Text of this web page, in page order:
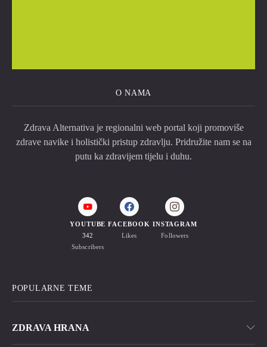
O NAMA
Zdrava Alternativa je regionalni web portal koji promoviše
zdrave navike i holistički pristup zdravlju. Pridružite nam se na
putu ka zdravijem tijelu i duhu.
YOUTUBE
342
Subscribers
FACEBOOK
Likes
INSTAGRAM
Followers
POPULARNE TEME
ZDRAVA HRANA